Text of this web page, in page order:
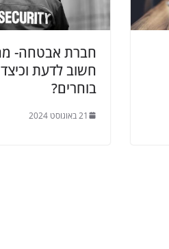
חברת אבטחה-
חשוב לדעת וכיצד
בוחרים?
21 באוגוסט 2024